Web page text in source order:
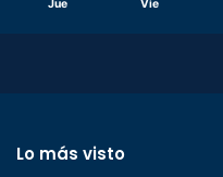
Jue Vie
Lo más visto